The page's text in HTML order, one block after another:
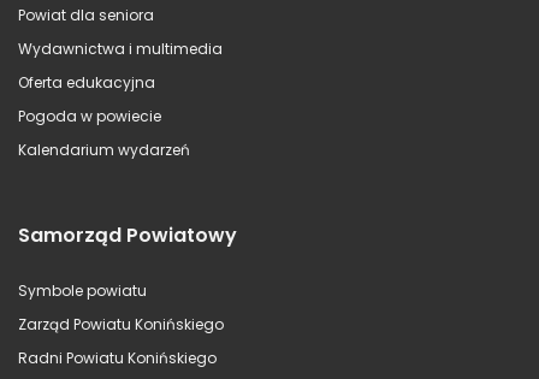
Powiat dla seniora
Wydawnictwa i multimedia
Oferta edukacyjna
Pogoda w powiecie
Kalendarium wydarzeń
Samorząd Powiatowy
Symbole powiatu
Zarząd Powiatu Konińskiego
Radni Powiatu Konińskiego